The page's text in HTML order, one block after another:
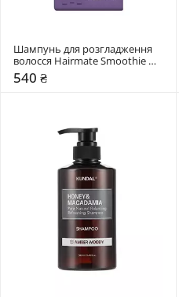
Шампунь для розгладження
волосся Hairmate Smoothie
Shampoo
540 ₴